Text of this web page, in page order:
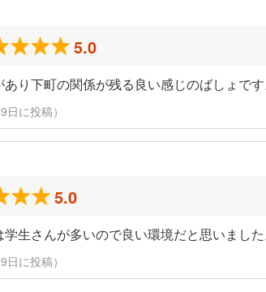
5.0
り下町の関係が残る良い感じのばしょです
に投稿）
5.0
生さんが多いので良い環境だと思いました
に投稿）